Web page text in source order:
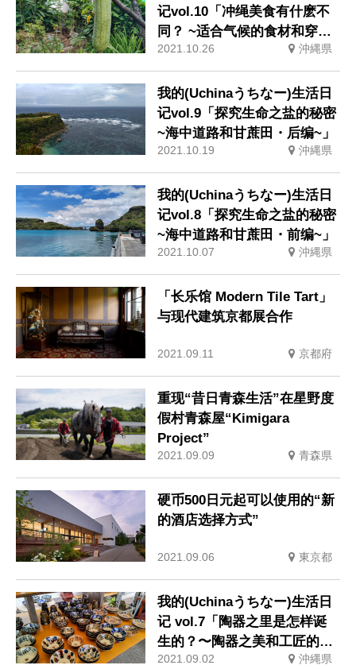
记vol.10「冲绳美食有什麽不
同？ ~适合气候的食材和穿越
日本内陆的食材~」
2021.10.26 沖縄県
我的(Uchinaうちなー)生活日
记vol.9「探究生命之盐的秘密
~海中道路和甘蔗田・后编~」
2021.10.19 沖縄県
我的(Uchinaうちなー)生活日
记vol.8「探究生命之盐的秘密
~海中道路和甘蔗田・前编~」
2021.10.07 沖縄県
「长乐馆 Modern Tile Tart」
与现代建筑京都展合作
2021.09.11 京都府
重现“昔日青森生活”在星野度
假村青森屋“Kimigara
Project”
2021.09.09 青森県
硬币500日元起可以使用的“新
的酒店选择方式”
2021.09.06 東京都
我的(Uchinaうちなー)生活日
记 vol.7「陶器之里是怎样诞
生的？〜陶器之美和工匠的情
怀〜」
2021.09.02 沖縄県